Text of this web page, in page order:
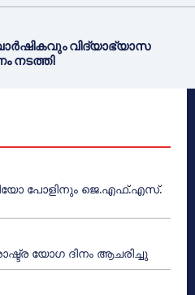
വിദ്യാഭ്യാസ
നടത്തി
പോളിനും ജെ.എഫ്.എസ്.
യോഗ ദിനം ആചരിച്ചു